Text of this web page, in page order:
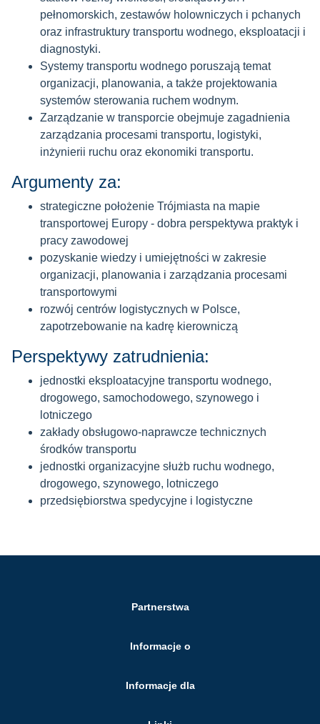
pełnomorskich, zestawów holowniczych i pchanych
oraz infrastruktury transportu wodnego, eksploatacji i
diagnostyki.
Systemy transportu wodnego poruszają temat
organizacji, planowania, a także projektowania
systemów sterowania ruchem wodnym.
Zarządzanie w transporcie obejmuje zagadnienia
zarządzania procesami transportu, logistyki,
inżynierii ruchu oraz ekonomiki transportu.
Argumenty za:
strategiczne położenie Trójmiasta na mapie
transportowej Europy - dobra perspektywa praktyk i
pracy zawodowej
pozyskanie wiedzy i umiejętności w zakresie
organizacji, planowania i zarządzania procesami
transportowymi
rozwój centrów logistycznych w Polsce,
zapotrzebowanie na kadrę kierowniczą
Perspektywy zatrudnienia:
jednostki eksploatacyjne transportu wodnego,
drogowego, samochodowego, szynowego i
lotniczego
zakłady obsługowo-naprawcze technicznych
środków transportu
jednostki organizacyjne służb ruchu wodnego,
drogowego, szynowego, lotniczego
przedsiębiorstwa spedycyjne i logistyczne
Partnerstwa
Informacje o
Informacje dla